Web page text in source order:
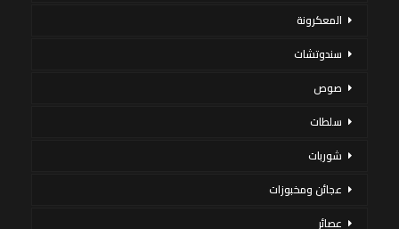
المعكرونة
سندوتشات
صوص
سلطات
شوربات
عجائن ومخبوزات
عصائر